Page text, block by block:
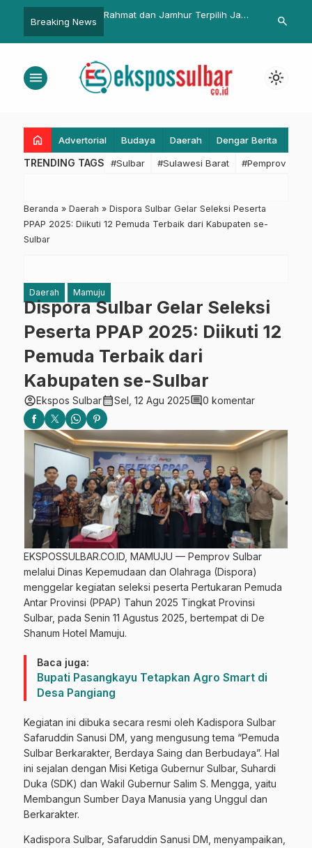
Breaking News
dan Jamhur Terpilih Jadi
dan Sekretaris AMSI Sulbar
Gubernur Ridwan Kamil Resmikansearch
menu light_mode
home Advertorial Budaya Daerah Dengar Berita
TRENDING TAGS #Sulbar #Sulawesi Barat #Pemprov
Beranda » Daerah » Dispora Sulbar Gelar Seleksi Peserta
PPAP 2025: Diikuti 12 Pemuda Terbaik dari Kabupaten se-
Sulbar
Daerah Mamuju
Dispora Sulbar Gelar Seleksi
Peserta PPAP 2025: Diikuti 12
Pemuda Terbaik dari
Kabupaten se-Sulbar
account_circleEkspos Sulbarcalendar_monthSel, 12 Agu 2025comment0 komentar
EKSPOSSULBAR.CO.ID, MAMUJU — Pemprov Sulbar
melalui Dinas Kepemudaan dan Olahraga (Dispora)
menggelar kegiatan seleksi peserta Pertukaran Pemuda
Antar Provinsi (PPAP) Tahun 2025 Tingkat Provinsi
Sulbar, pada Senin 11 Agustus 2025, bertempat di De
Shanum Hotel Mamuju.
Baca juga:
Bupati Pasangkayu Tetapkan Agro Smart di
Desa Pangiang
Kegiatan ini dibuka secara resmi oleh Kadispora Sulbar
Safaruddin Sanusi DM, yang mengusung tema “Pemuda
Sulbar Berkarakter, Berdaya Saing dan Berbudaya”. Hal
ini sejalan dengan Misi Ketiga Gubernur Sulbar, Suhardi
Duka (SDK) dan Wakil Gubernur Salim S. Mengga, yaitu
Membangun Sumber Daya Manusia yang Unggul dan
Berkarakter.
Kadispora Sulbar, Safaruddin Sanusi DM, menyampaikan,